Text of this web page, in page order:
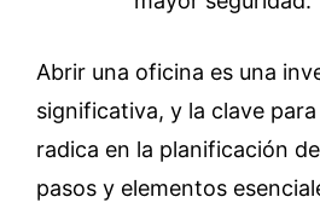
Abrir una oficina es una
significativa, y la clave
radica en la planificación
pasos y elementos